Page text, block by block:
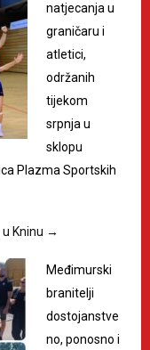
natjecanja u
graničaru i
atletici,
održanih
tijekom
srpnja u
sklopu
Plazma Sportskih
Kninu →
Međimurski
branitelji
dostojanstve
no, ponosno i